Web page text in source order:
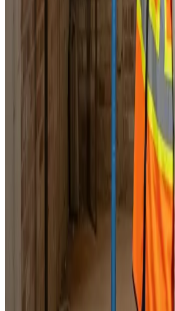
Specialister i alle mærker
70 60 30 04